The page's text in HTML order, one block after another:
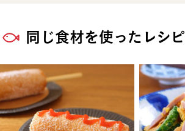
同じ食材を使ったレシピ